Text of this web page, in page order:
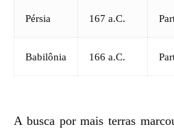
Pérsia 167 a.C.
Babilônia 166 a.C.
A busca por mais terras